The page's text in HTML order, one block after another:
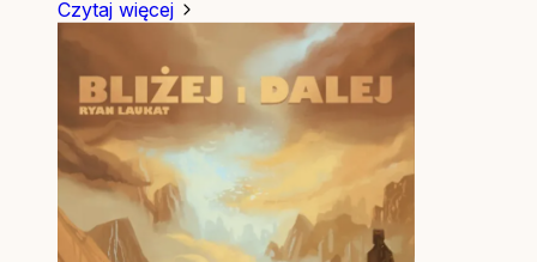
Czytaj więcej